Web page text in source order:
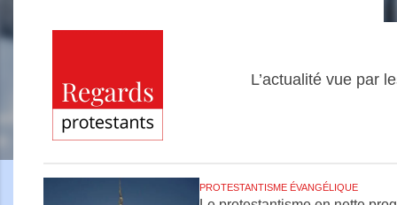
L’actualité vue par
PROTESTANTISME ÉVANGÉLIQUE